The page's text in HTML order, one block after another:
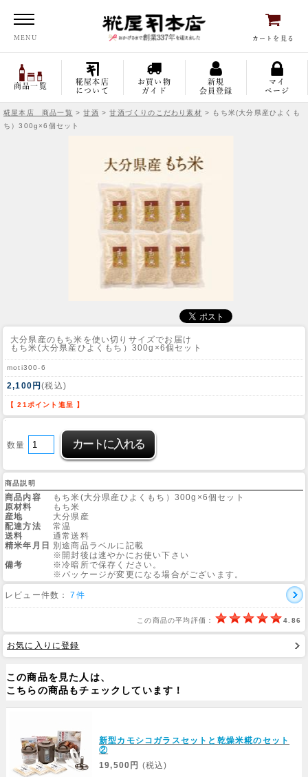
MENU
Site
カートを見る
商品一覧
糀屋本店
について
お買い物
ガイド
新規
会員登録
マイ
ページ
糀屋本店 商品一覧 >甘酒 >甘酒づくりのこだわり素材 > もち米(大分県産ひよくも
ち）300g×6個セット
大分県産のもち米を使い切りサイズでお届け
もち米(大分県産ひよくもち）300g×6個セット
moti300-6
2,100円(税込)
【 21ポイント進呈 】
数量
商品説明
商品内容
もち米(大分県産ひよくもち）300g×6個セット
原材料
もち米
産地
大分県産
配達方法
常温
送料
通常送料
精米年月日
別途商品ラベルに記載
備考
※開封後は速やかにお使い下さい
※冷暗所で保存ください。
※パッケージが変更になる場合がございます。
レビュー件数： 7件
この商品の平均評価： 4.86
お気に入りに登録
この商品を見た人は、
こちらの商品もチェックしています！
新型カモシコガラスセットと乾燥米糀のセット
②
19,500円 (税込)